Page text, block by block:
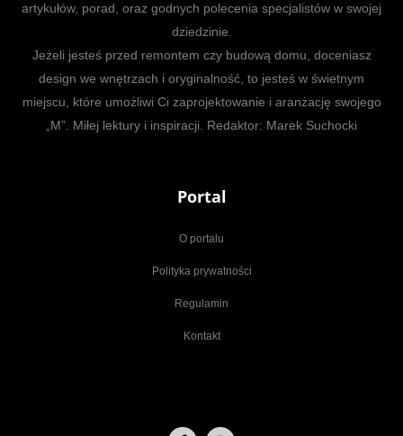
artykułów, porad, oraz godnych polecenia specjalistów w swojej
dziedzinie.
Jeżeli jesteś przed remontem czy budową domu, doceniasz
design we wnętrzach i oryginalność, to jesteś w świetnym
miejscu, które umożliwi Ci zaprojektowanie i aranżację swojego
„M”. Miłej lektury i inspiracji. Redaktor: Marek Suchocki
Portal
O portalu
Polityka prywatności
Regulamin
Kontakt